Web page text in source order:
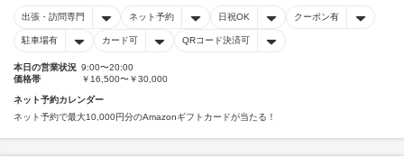
出張・訪問専門 ネット予約 日祝OK クーポン有
駐車場有 カード可 QRコード決済可
本日の営業状況 9:00〜20:00
価格帯
￥16,500〜￥30,000
ネット予約カレンダー
ネット予約で最大10,000円分のAmazonギフトカードが当たる！